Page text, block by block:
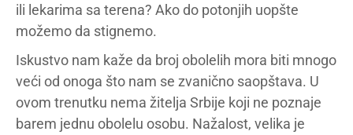
ili lekarima sa terena? Ako do potonjih uopšte
možemo da stignemo.
Iskustvo nam kaže da broj obolelih mora biti mnogo
veći od onoga što nam se zvanično saopštava. U
ovom trenutku nema žitelja Srbije koji ne poznaje
barem jednu obolelu osobu. Nažalost, velika je